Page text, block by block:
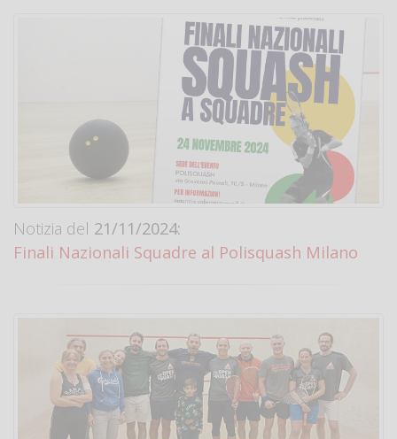
Notizia del 21/11/2024:
Finali Nazionali Squadre al Polisquash Milano